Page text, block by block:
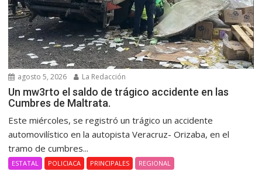
agosto 5, 2026 La Redacción
Un mw3rto el saldo de trágico accidente en las
Cumbres de Maltrata.
Este miércoles, se registró un trágico un accidente
automovilístico en la autopista Veracruz- Orizaba, en el
tramo de cumbres...
ESTATAL POLICIACA PRINCIPALES REGIONAL